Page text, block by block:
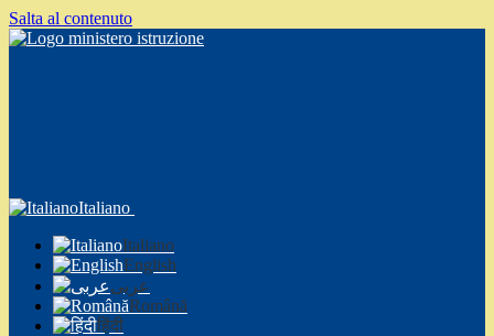
Salta al contenuto
Italiano
Italiano
English
عربى
Română
हिंदी